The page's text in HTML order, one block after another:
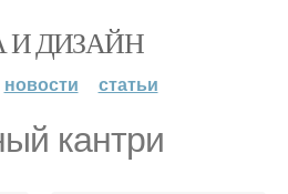
И ДИЗАЙН
новости статьи
кантри